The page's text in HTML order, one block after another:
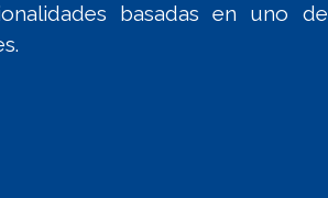
basadas en uno de